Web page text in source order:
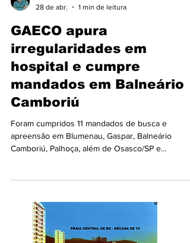
28 de abr.
GAECO apura
irregularidades em
hospital e cumpre
mandados em Balneário
Camboriú
Foram cumpridos 11 mandados de busca e
apreensão em Blumenau, Gaspar, Balneário
Brasília/DF, em investigação que apura a
executar os serviços médicos em um hospital,
indícios de pagamentos indevidos, fluxos
financeiros atípicos, ocultação patrimonial e